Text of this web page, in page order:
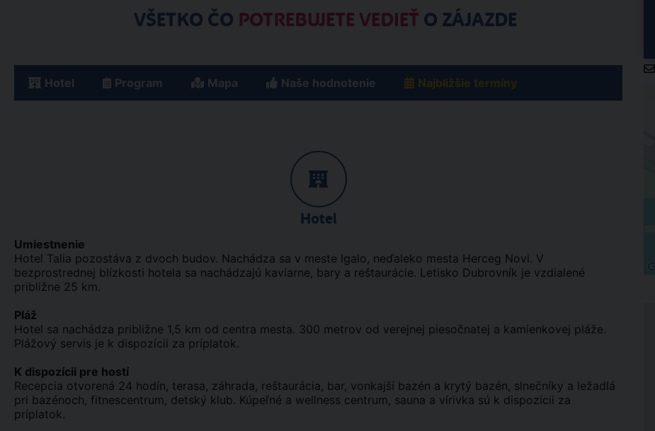
VŠETKO ČO POTREBUJETE VEDIEŤ O ZÁJAZDE
Hotel Program Mapa Naše hodnotenie Najbližšie termíny
Hotel
Umiestnenie
Hotel Talia pozostáva z dvoch budov. Nachádza sa v meste Igalo, neďaleko mesta Herceg Novi. V
bezprostrednej blízkosti hotela sa nachádzajú kaviarne, bary a reštaurácie. Letisko Dubrovník je vzdialené
približne 25 km.
Pláž
Hotel sa nachádza približne 1,5 km od centra mesta. 300 metrov od verejnej piesočnatej a kamienkovej pláže.
Plážový servis je k dispozícii za príplatok.
K dispozícii pre hostí
Recepcia otvorená 24 hodín, terasa, záhrada, reštaurácia, bar, vonkajší bazén a krytý bazén, slnečníky a ležadlá
pri bazénoch, fitnescentrum, detský klub. Kúpeľné a wellness centrum, sauna a vírivka sú k dispozícii za
príplatok.